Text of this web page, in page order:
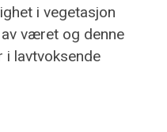
i vegetasjon
været og denne
i lavtvoksende